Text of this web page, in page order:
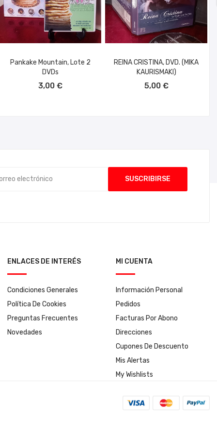
Pankake Mountain, Lote 2
DVDs
3,00 €
REINA CRISTINA, DVD. (MIKA
KAURISMAKI)
5,00 €
ENLACES DE INTERÉS
Condiciones Generales
Política De Cookies
Preguntas Frecuentes
Novedades
MI CUENTA
Información Personal
Pedidos
Facturas Por Abono
Direcciones
Cupones De Descuento
Mis Alertas
My Wishlists